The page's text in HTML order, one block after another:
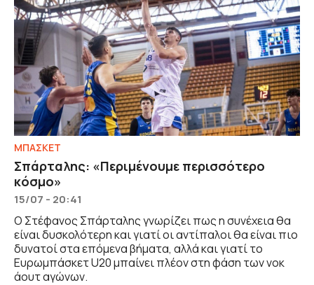
ΜΠΑΣΚΕΤ
Σπάρταλης: «Περιμένουμε περισσότερο
κόσμο»
15/07 - 20:41
Ο Στέφανος Σπάρταλης γνωρίζει πως η συνέχεια θα
είναι δυσκολότερη και γιατί οι αντίπαλοι θα είναι πιο
δυνατοί στα επόμενα βήματα, αλλά και γιατί το
Ευρωμπάσκετ U20 μπαίνει πλέον στη φάση των νοκ
άουτ αγώνων.